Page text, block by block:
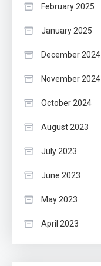
February 2025
January 2025
December 2024
November 2024
October 2024
August 2023
July 2023
June 2023
May 2023
April 2023